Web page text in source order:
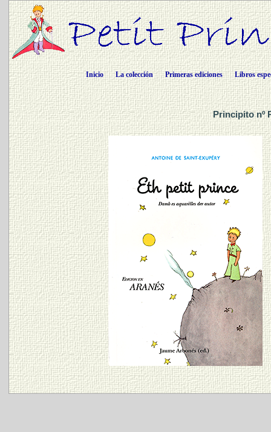
Inicio La colección Primeras ediciones Libros
Principito nº